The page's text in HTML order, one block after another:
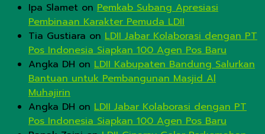
Ipa Slamet on Pemkab Subang Apresiasi
Pembinaan Karakter Pemuda LDII
Tia Gustiara on LDII Jabar Kolaborasi dengan PT
Pos Indonesia Siapkan 100 Agen Pos Baru
Angka DH on LDII Kabupaten Bandung Salurkan
Bantuan untuk Pembangunan Masjid Al
Muhajirin
Angka DH on LDII Jabar Kolaborasi dengan PT
Pos Indonesia Siapkan 100 Agen Pos Baru